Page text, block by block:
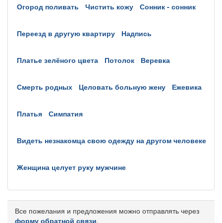
огород поливать чистить кожу сонник - сонник
переезд в другую квартиру надпись
платье зелёного цвета потолок веревка
смерть родных целовать больную жену ежевика
платья симпатия
видеть незнакомца свою одежду на другом человеке
женщина целует руку мужчине
Все пожелания и предложения можно отправлять через
форму обратной связи.